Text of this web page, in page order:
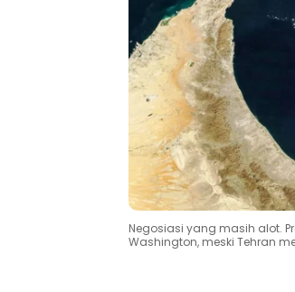
Negosiasi yang masih alot.
Washington, meski Tehran